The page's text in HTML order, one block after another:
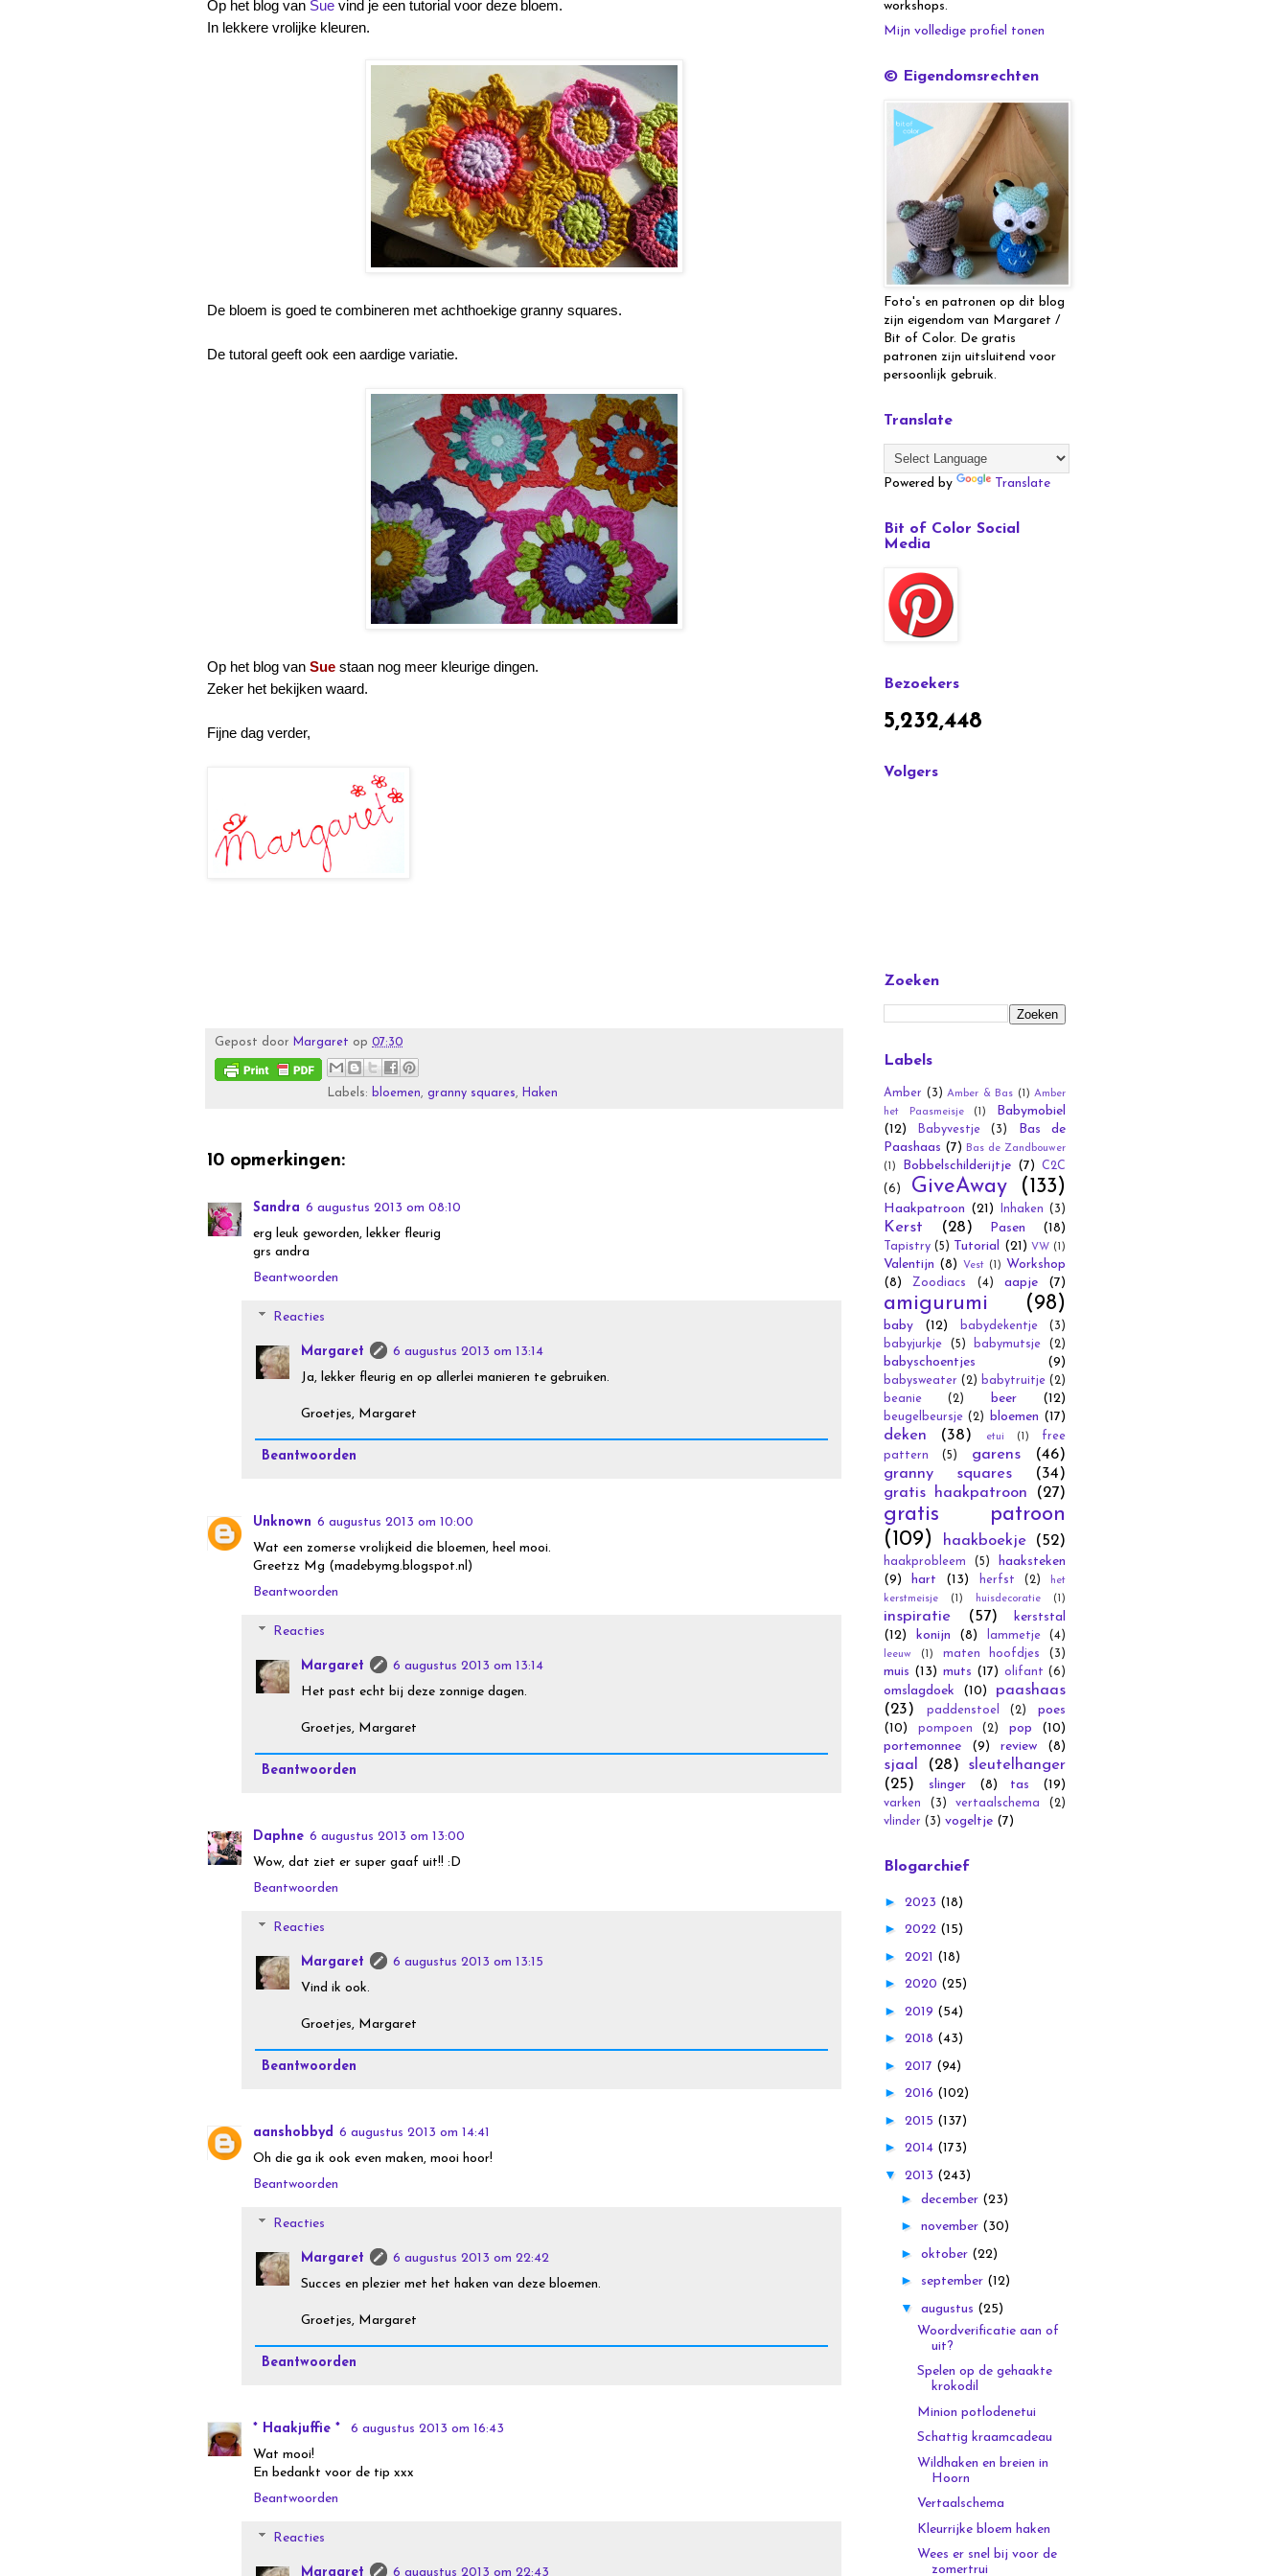
Op het blog van Sue vind je een tutorial voor deze bloem.
In lekkere vrolijke kleuren.
De bloem is goed te combineren met achthoekige granny squares.
De tutoral geeft ook een aardige variatie.
Op het blog van Sue staan nog meer kleurige dingen.
Zeker het bekijken waard.
Fijne dag verder,
Gepost door Margaret op 07:30
Labels: bloemen,granny squares, Haken
10 opmerkingen:
Sandra 6 augustus 2013 om 08:10
erg leuk geworden, lekker fleurig
grs andra
Beantwoorden
Reacties
Margaret
6 augustus 2013 om 13:14
Ja, lekker fleurig en op allerlei manieren te gebruiken.
Groetjes, Margaret
Beantwoorden
Unknown 6 augustus 2013 om 10:00
Wat een zomerse vrolijkeid die bloemen, heel mooi.
Greetzz Mg (madebymg.blogspot.nl)
Beantwoorden
Reacties
Margaret
6 augustus 2013 om 13:14
Het past echt bij deze zonnige dagen.
Groetjes, Margaret
Beantwoorden
Daphne 6 augustus 2013 om 13:00
Wow, dat ziet er super gaaf uit!! :D
Beantwoorden
Reacties
Margaret
6 augustus 2013 om 13:15
Vind ik ook.
Groetjes, Margaret
Beantwoorden
aanshobbyd 6 augustus 2013 om 14:41
Oh die ga ik ook even maken, mooi hoor!
Beantwoorden
Reacties
Margaret
6 augustus 2013 om 22:42
Succes en plezier met het haken van deze bloemen.
Groetjes, Margaret
Beantwoorden
* Haakjuffie *
6 augustus 2013 om 16:43
Wat mooi!
En bedankt voor de tip xxx
Beantwoorden
Reacties
Margaret 6 augustus 2013 om 22:43
workshops.
Mijn volledige profiel tonen
© Eigendomsrechten
Foto's en patronen op dit blog
zijn eigendom van Margaret /
Bit of Color. De gratis
patronen zijn uitsluitend voor
persoonlijk gebruik.
Translate
Powered by Translate
Bit of Color Social
Media
Bezoekers
5,232,448
Volgers
Zoeken
Labels
Amber (3) Amber & Bas (1) Amber
het Paasmeisje
(1)
Babymobiel
(12)
Babyvestje (3)
Bas de
Paashaas (7)
Bas de Zandbouwer
(1)
Bobbelschilderijtje (7)
C2C
(6)
GiveAway (133)
Haakpatroon (21) Inhaken (3)
Kerst (28) Pasen (18)
Tapistry (5) Tutorial (21) VW (1)
Valentijn (8) Vest (1)
Workshop
(8)
Zoodiacs (4) aapje (7)
amigurumi (98)
baby (12) babydekentje
(3)
babyjurkje
(5) babymutsje (2)
babyschoentjes (9)
babysweater (2) babytruitje (2)
beanie
(2) beer (12)
beugelbeursje (2) bloemen (17)
deken (38) etui (1)
free
pattern
(5) garens
(46)
granny squares
(34)
gratis haakpatroon
(27)
gratis patroon
(109)
haakboekje (52)
haakprobleem (5)
haaksteken
(9)
hart (13) herfst (2)
het
kerstmeisje
(1) huisdecoratie (1)
inspiratie (57)
kerststal
(12)
konijn (8) lammetje (4)
leeuw (1) maten hoofdjes (3)
muis (13) muts (17) olifant (6)
omslagdoek (10)
paashaas
(23)
paddenstoel (2)
poes
(10)
pompoen (2) pop
(10)
portemonnee
(9) review (8)
sjaal (28)
sleutelhanger
(25)
slinger (8) tas (19)
varken (3) vertaalschema
(2)
vlinder (3) vogeltje (7)
Blogarchief
► 2023 (18)
► 2022 (15)
► 2021 (18)
► 2020 (25)
► 2019 (54)
► 2018 (43)
► 2017 (94)
► 2016 (102)
► 2015 (137)
► 2014 (173)
▼ 2013 (243)
► december (23)
► november (30)
► oktober (22)
► september (12)
▼ augustus (25)
Woordverificatie aan of
uit?
Spelen op de gehaakte
krokodil
Minion potlodenetui
Schattig kraamcadeau
Wildhaken en breien in
Hoorn
Vertaalschema
Kleurrijke bloem haken
Wees er snel bij voor de
zomertrui